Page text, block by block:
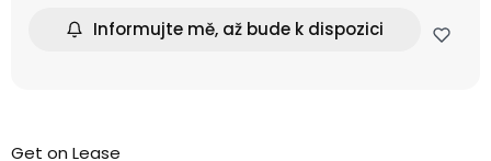
Informujte mě, až bude k dispozici
Get on Lease